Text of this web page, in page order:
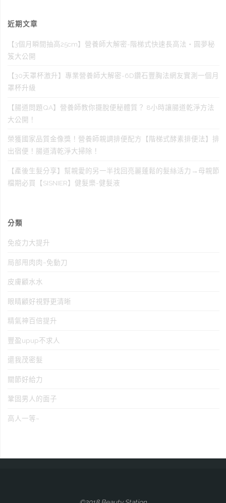
近期文章
【3個月瞬間抽高25cm】營養師大解密-階梯式快速長高法‧圓夢秘
笈大公開
【30天罩杯激升】專業營養師大解密-6D鑽石豐胸法網友實測一個月
罩杯升級
【腸道問題QA】營養師教你擺脫便秘體質？ 8小時讓腸道乾淨方法
大公開！
榮獲國家品質金像獎！營養師親調排便配方【階梯式酵素排便法】排
出宿便！腸道清乾淨大掃除！
【產後生髮分享】幫親愛的另一半找回亮麗蓬鬆的髮絲活力→母親節
檔期必買【SISNIER】健髮樂-健髮液
分類
免疫力大提升
局部甩肉肉~免動刀
皮膚顧水水
眼睛顧好視野更清晰
精氣神百倍提升
豐盈upup不求人
還我茂密髮
關節好給力
鞏固男人的面子
高人一等~